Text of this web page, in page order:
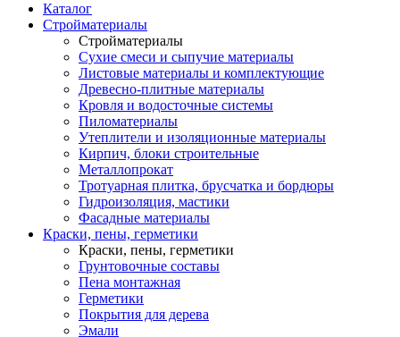
Каталог
Стройматериалы
Стройматериалы
Сухие смеси и сыпучие материалы
Листовые материалы и комплектующие
Древесно-плитные материалы
Кровля и водосточные системы
Пиломатериалы
Утеплители и изоляционные материалы
Кирпич, блоки строительные
Металлопрокат
Тротуарная плитка, брусчатка и бордюры
Гидроизоляция, мастики
Фасадные материалы
Краски, пены, герметики
Краски, пены, герметики
Грунтовочные составы
Пена монтажная
Герметики
Покрытия для дерева
Эмали